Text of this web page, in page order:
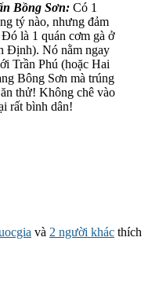
Bồng Sơn: Có 1
tý nào, nhưng đảm
là 1 quán cơm gà ở
Định). Nó nằm ngay
Trần Phú (hoặc Hai
Bông Sơn mà trúng
thử! Không chê vào
rất bình dân!
và 2 người khác thích